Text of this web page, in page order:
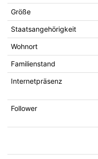
Größe
Staatsangehörigkeit
Wohnort
Familienstand
Internetpräsenz
Follower